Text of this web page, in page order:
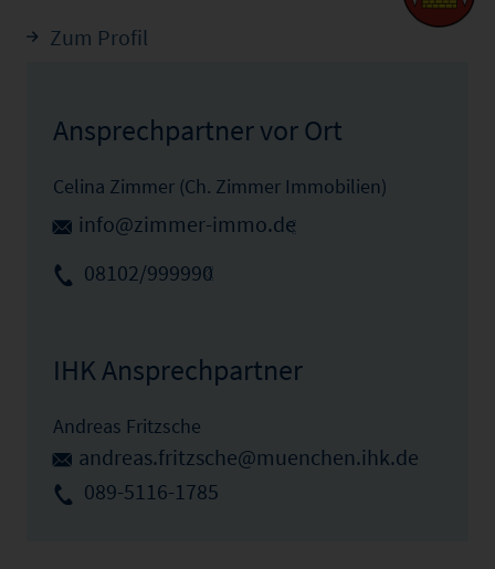
Zum Profil
Ansprechpartner vor Ort
Celina Zimmer (Ch. Zimmer Immobilien)
info@zimmer-immo.de
08102/999990
IHK Ansprechpartner
Andreas Fritzsche
andreas.fritzsche@muenchen.ihk.de
089-5116-1785